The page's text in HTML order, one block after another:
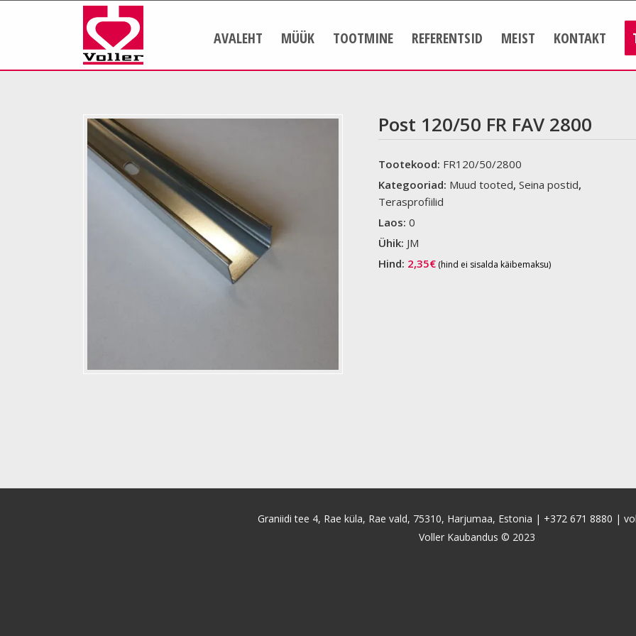
AVALEHT MÜÜK TOOTMINE REFERENTSID MEIST KONTAKT
Post 120/50 FR FAV 2800
Tootekood: FR120/50/2800
Kategooriad: Muud tooted,Seina postid,
Terasprofiilid
Laos:0
Ühik: JM
Hind: 2,35€ (hind ei sisalda käibemaksu)
Graniidi tee 4, Rae küla, Rae vald, 75310, Harjumaa, Estonia | +372 671 8880 |
Voller Kaubandus © 2023